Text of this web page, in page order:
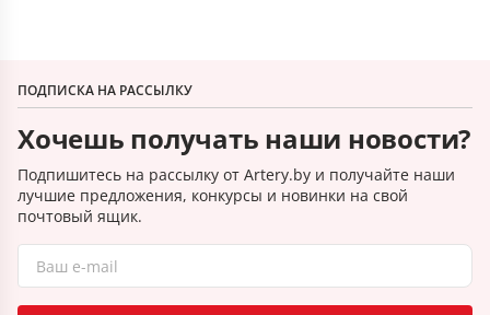
ПОДПИСКА НА РАССЫЛКУ
Хочешь получать наши новости?
Подпишитесь на рассылку от Artery.by и получайте наши
лучшие предложения, конкурсы и новинки на свой
почтовый ящик.